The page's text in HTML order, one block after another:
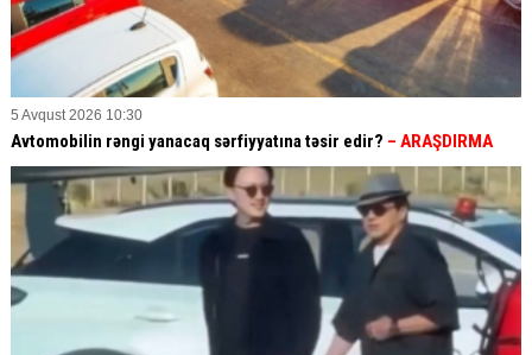
5 Avqust 2026 10:30
Avtomobilin rəngi yanacaq sərfiyyatına təsir edir? – ARAŞDIRMA